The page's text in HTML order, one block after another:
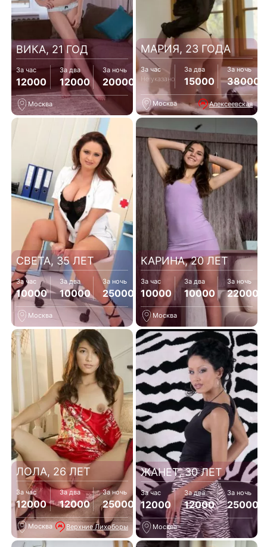
ВИКА, 21 ГОД
За час
12000
За два
12000
За ночь
20000
Москва
МАРИЯ, 23 ГОДА
За час
Не указано
За два
15000
За ночь
38000
Москва Алексеевская
СВЕТА, 35 ЛЕТ
За час
10000
За два
10000
За ночь
25000
Москва
КАРИНА, 20 ЛЕТ
За час
10000
За два
10000
За ночь
22000
Москва
ЛОЛА, 26 ЛЕТ
За час
12000
За два
12000
За ночь
25000
Москва Верхние Лихоборы
ЖАНЕТ, 30 ЛЕТ
За час
12000
За два
12000
За ночь
25000
Москва